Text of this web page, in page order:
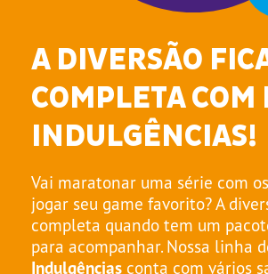
A DIVERSÃO
COMPLETA COM
INDULGÊNCIAS!
Vai maratonar uma série com
jogar seu game favorito? A
completa quando tem um
para acompanhar. Nossa linha
Indulgências conta com vários